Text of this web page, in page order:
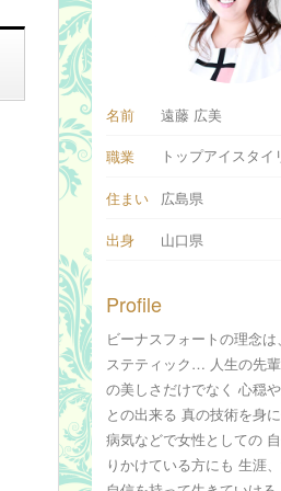
名前
遠藤 広美
職業
トップアイスタイ
住まい
広島県
出身
山口県
Profile
ビーナスフォートの理念
ステティック… 人生の先
の美しさだけでなく 心穏
との出来る 真の技術を身
病気などで女性としての
りかけている方にも 生涯